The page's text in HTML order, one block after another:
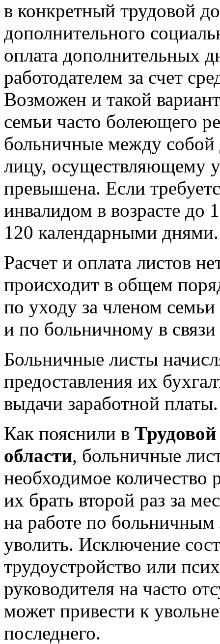
в конкретный трудовой
дополнительного
оплата дополнительных
работодателем за счет
Возможен и такой
семьи часто болеющего
больничные между
лицу, осуществляющему
превышена. Если
инвалидом в возрасте до
120 календарными днями.
Расчет и оплата листов
происходит в общем
по уходу за членом семьи
и по больничному в
Больничные листы
предоставления их
выдачи заработной платы.
Как пояснили в
области, больничные
необходимое количество
их брать второй раз за
на работе по
уволить. Исключение
трудоустройство или
руководителя на часто
может привести к
последнего.